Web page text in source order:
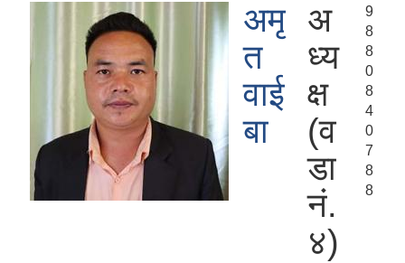
अमृ
त
वाई
बा
अ
ध्य
क्ष
(व
डा
नं.
४)
9
8
8
0
8
4
0
7
8
8